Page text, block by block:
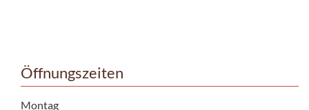
Öffnungszeiten
Montag